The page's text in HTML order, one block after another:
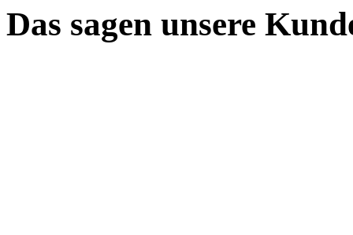
Das sagen unsere